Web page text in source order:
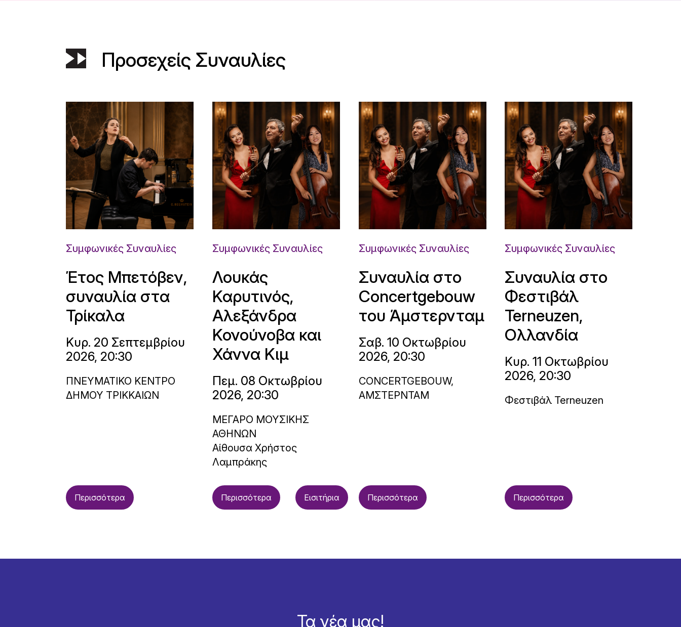
Προσεχείς Συναυλίες
Συμφωνικές Συναυλίες
Έτος Μπετόβεν,
συναυλία στα
Τρίκαλα
Κυρ. 20 Σεπτεμβρίου
2026, 20:30
ΠΝΕΥΜΑΤΙΚΟ ΚΕΝΤΡΟ
ΔΗΜΟΥ ΤΡΙΚΚΑΙΩΝ
Περισσότερα
Συμφωνικές Συναυλίες
Λουκάς
Καρυτινός,
Αλεξάνδρα
Κονούνοβα και
Χάννα Κιμ
Πεμ. 08 Οκτωβρίου
2026, 20:30
ΜΕΓΑΡΟ ΜΟΥΣΙΚΗΣ
ΑΘΗΝΩΝ
Αίθουσα Χρήστος
Λαμπράκης
Περισσότερα Εισιτήρια
Συμφωνικές Συναυλίες
Συναυλία στο
Concertgebouw
του Άμστερνταμ
Σαβ. 10 Οκτωβρίου
2026, 20:30
CONCERTGEBOUW,
ΑΜΣΤΕΡΝΤΑΜ
Περισσότερα
Συμφωνικές Συναυλίες
Συναυλία στο
Φεστιβάλ
Terneuzen,
Ολλανδία
Κυρ. 11 Οκτωβρίου
2026, 20:30
Φεστιβάλ Terneuzen
Περισσότερα
Τα νέα μας!